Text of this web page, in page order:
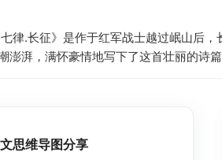
律.长征》是作于红军战士越过岷山后
湃，满怀豪情地写下了这首壮丽的诗
思维导图分享